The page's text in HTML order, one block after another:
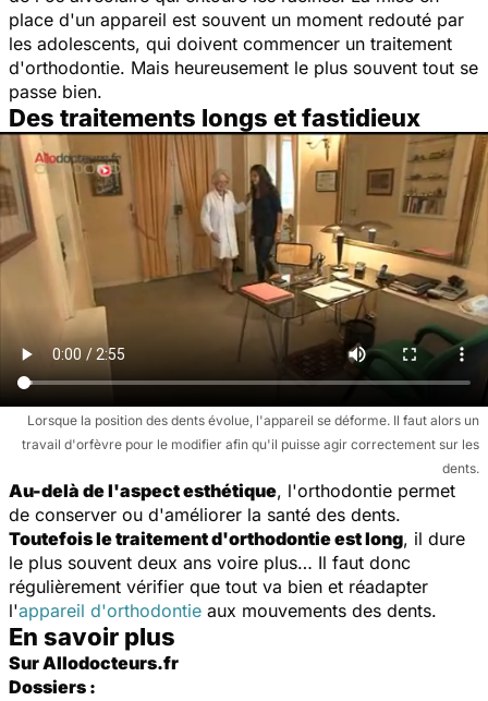
place d'un appareil est souvent un moment redouté par
les adolescents, qui doivent commencer un traitement
d'orthodontie. Mais heureusement le plus souvent tout se
passe bien.
Des traitements longs et fastidieux
Lorsque la position des dents évolue, l'appareil se déforme. Il faut alors un
travail d'orfèvre pour le modifier afin qu'il puisse agir correctement sur les
dents.
Au-delà de l'aspect esthétique, l'orthodontie permet
de conserver ou d'améliorer la santé des dents.
Toutefois le traitement d'orthodontie est long, il dure
le plus souvent deux ans voire plus… Il faut donc
régulièrement vérifier que tout va bien et réadapter
l'appareil d'orthodontie aux mouvements des dents.
En savoir plus
Sur Allodocteurs.fr
Dossiers :